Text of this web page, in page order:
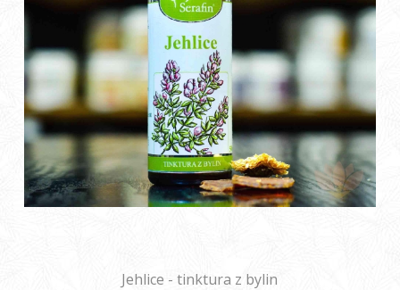
Jehlice - tinktura z bylin